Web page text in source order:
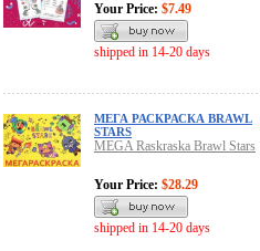
Your Price: $7.49
shipped in 14-20 days
МЕГА РАСКРАСКА BRAWL
STARS
MEGA Raskraska Brawl Stars
Your Price: $28.29
shipped in 14-20 days